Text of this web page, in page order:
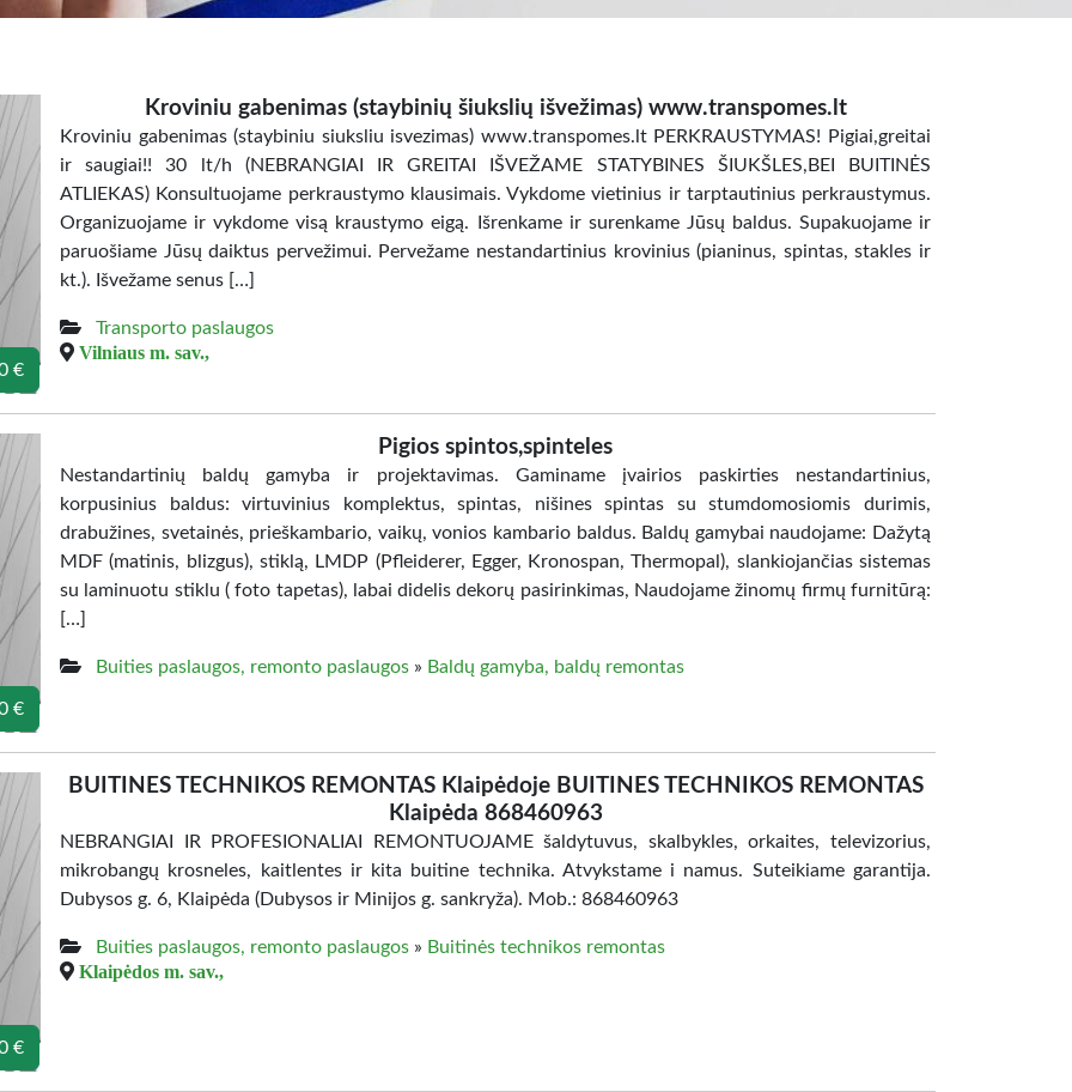
€
Kroviniu gabenimas (staybinių šiukslių išvežimas) www.transpomes.lt
Kroviniu gabenimas (staybiniu siuksliu isvezimas) www.transpomes.lt PERKRAUSTYMAS! Pigiai,greitai
ir saugiai!! 30 lt/h (NEBRANGIAI IR GREITAI IŠVEŽAME STATYBINES ŠIUKŠLES,BEI BUITINĖS
ATLIEKAS) Konsultuojame perkraustymo klausimais. Vykdome vietinius ir tarptautinius perkraustymus.
Organizuojame ir vykdome visą kraustymo eigą. Išrenkame ir surenkame Jūsų baldus. Supakuojame ir
paruošiame Jūsų daiktus pervežimui. Pervežame nestandartinius krovinius (pianinus, spintas, stakles ir
kt.). Išvežame senus […]
Transporto paslaugos
Vilniaus m. sav.,
€
Pigios spintos,spinteles
Nestandartinių baldų gamyba ir projektavimas. Gaminame įvairios paskirties nestandartinius,
korpusinius baldus: virtuvinius komplektus, spintas, nišines spintas su stumdomosiomis durimis,
drabužines, svetainės, prieškambario, vaikų, vonios kambario baldus. Baldų gamybai naudojame: Dažytą
MDF (matinis, blizgus), stiklą, LMDP (Pfleiderer, Egger, Kronospan, Thermopal), slankiojančias sistemas
su laminuotu stiklu ( foto tapetas), labai didelis dekorų pasirinkimas, Naudojame žinomų firmų furnitūrą:
[…]
Buities paslaugos, remonto paslaugos » Baldų gamyba, baldų remontas
€
BUITINES TECHNIKOS REMONTAS Klaipėdoje BUITINES TECHNIKOS REMONTAS
Klaipėda 868460963
NEBRANGIAI IR PROFESIONALIAI REMONTUOJAME šaldytuvus, skalbykles, orkaites, televizorius,
mikrobangų krosneles, kaitlentes ir kita buitine technika. Atvykstame i namus. Suteikiame garantija.
Dubysos g. 6, Klaipėda (Dubysos ir Minijos g. sankryža). Mob.: 868460963
Buities paslaugos, remonto paslaugos » Buitinės technikos remontas
Klaipėdos m. sav.,